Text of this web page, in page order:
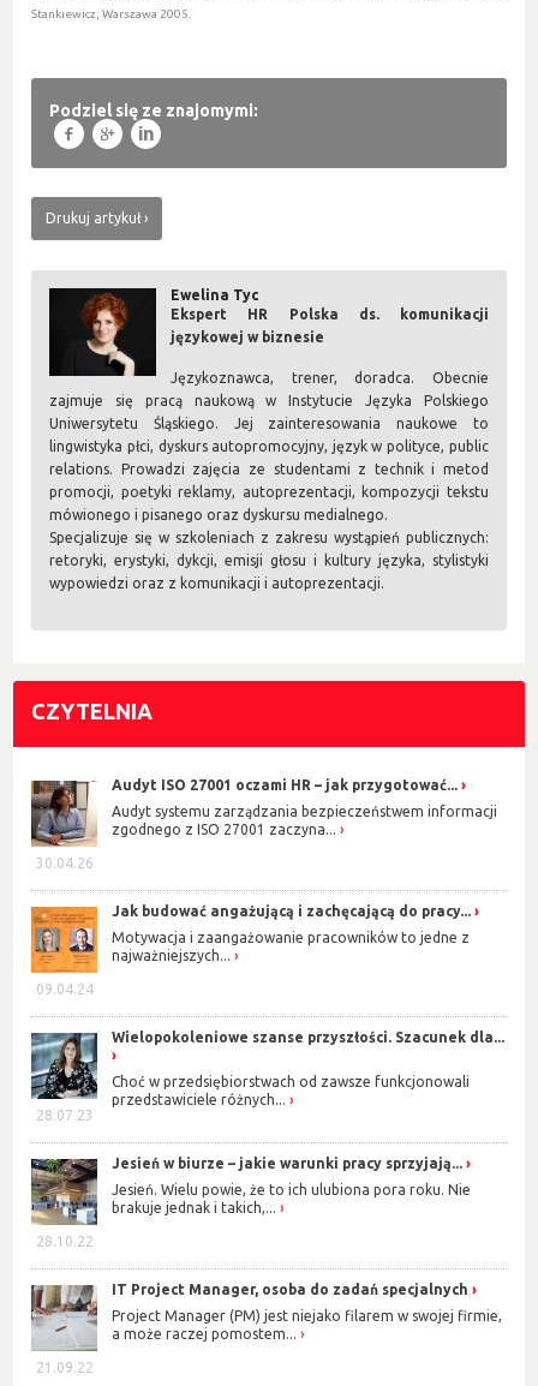
Stankiewicz, Warszawa 2005.
Podziel się ze znajomymi:
f g l
Drukuj artykuł
Ewelina Tyc
Ekspert HR Polska ds. komunikacji
językowej w biznesie
Językoznawca, trener, doradca. Obecnie
zajmuje się pracą naukową w Instytucie Języka Polskiego
Uniwersytetu Śląskiego. Jej zainteresowania naukowe to
lingwistyka płci, dyskurs autopromocyjny, język w polityce, public
relations. Prowadzi zajęcia ze studentami z technik i metod
promocji, poetyki reklamy, autoprezentacji, kompozycji tekstu
mówionego i pisanego oraz dyskursu medialnego.
Specjalizuje się w szkoleniach z zakresu wystąpień publicznych:
retoryki, erystyki, dykcji, emisji głosu i kultury języka, stylistyki
wypowiedzi oraz z komunikacji i autoprezentacji.
CZYTELNIA
30.04.26
Audyt ISO 27001 oczami HR – jak przygotować...
Audyt systemu zarządzania bezpieczeństwem informacji
zgodnego z ISO 27001 zaczyna...
09.04.24
Jak budować angażującą i zachęcającą do pracy...
Motywacja i zaangażowanie pracowników to jedne z
najważniejszych...
28.07.23
Wielopokoleniowe szanse przyszłości. Szacunek dla...
Choć w przedsiębiorstwach od zawsze funkcjonowali
przedstawiciele różnych...
28.10.22
Jesień w biurze – jakie warunki pracy sprzyjają...
Jesień. Wielu powie, że to ich ulubiona pora roku. Nie
brakuje jednak i takich,...
21.09.22
IT Project Manager, osoba do zadań specjalnych
Project Manager (PM) jest niejako filarem w swojej firmie,
a może raczej pomostem...